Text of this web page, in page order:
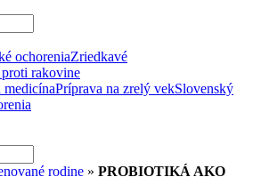
ochoreniaZriedkavé
rakovine
medicínaPríprava na zrelý vekSlovenský
rodine » PROBIOTIKÁ AKO